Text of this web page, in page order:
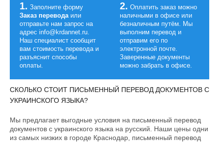
1. Заполните форму
Заказ переводаили
отправьте нам запрос на
адрес info@krdannet.ru.
Наш специалист сообщит
вам стоимость перевода и
разъяснит способы
оплаты.
2. Оплатить заказ можно
наличными в офисе или
безналичным путём. Мы
выполним перевод и
отправим его по
электронной почте.
Заверенные документы
можно забрать в офисе.
СКОЛЬКО СТОИТ ПИСЬМЕННЫЙ ПЕРЕВОД ДОКУМЕНТОВ С
УКРАИНСКОГО ЯЗЫКА?
Мы предлагает выгодные условия на письменный перевод
документов с украинского языка на русский. Наши цены одни
из самых низких в городе Краснодар, письменный перевод